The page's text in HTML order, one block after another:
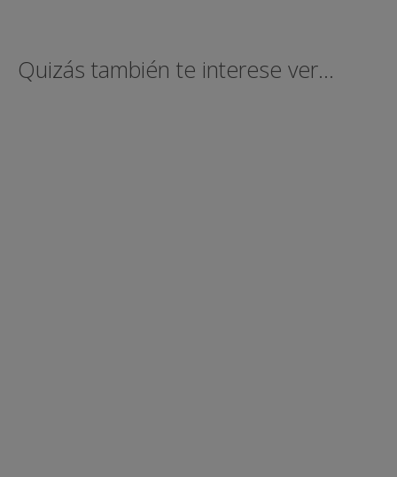
Quizás también te interese ver...